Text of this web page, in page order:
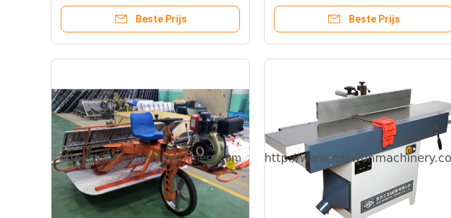
Beste Prijs Beste Prijs